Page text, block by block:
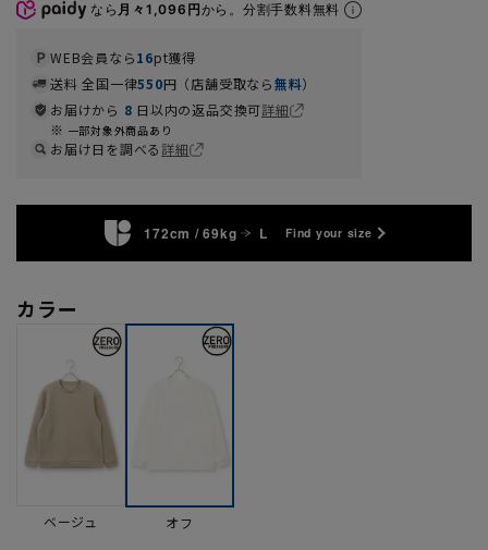
なら 月々1,096円から。分割手数料無料
WEB会員なら16pt獲得
送料 全国一律550円（店舗受取なら無料）
お届けから 8 日以内の返品交換可詳細
一部対象外商品あり
お届け日を調べる詳細
172cm / 69kg L Find your size
カラー
ベージュ オフ